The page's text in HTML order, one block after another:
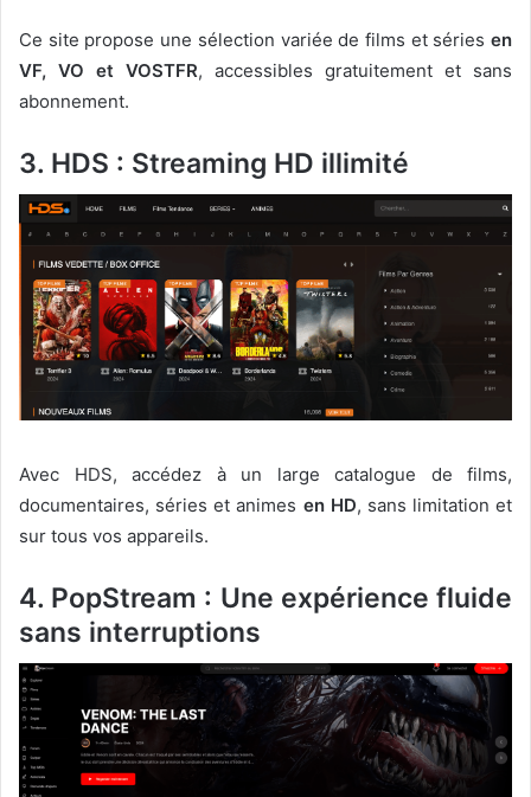
Ce site propose une sélection variée de films et séries en
VF, VO et VOSTFR, accessibles gratuitement et sans
abonnement.
3. HDS : Streaming HD illimité
Avec HDS, accédez à un large catalogue de films,
documentaires, séries et animes en HD, sans limitation et
sur tous vos appareils.
4. PopStream : Une expérience fluide
sans interruptions